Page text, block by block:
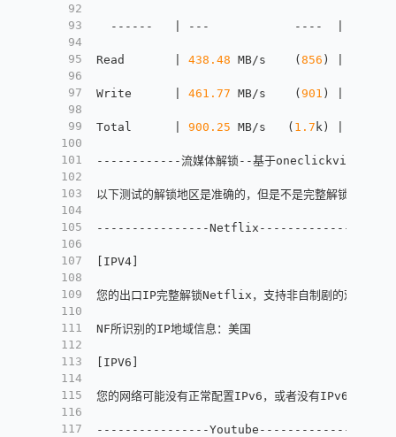
92
93
94
95
96
97
98
99
100
101
102
103
104
105
106
107
108
109
110
111
112
113
114
115
116
117
------   | ---            ----  | ----
Read       | 438.48 MB/s    (856 ) |
Write      | 461.77 MB/s    (901 ) |
Total      | 900.25 MB/s   ( 1.7 k) |
------------流媒体解锁--基于oneclickvirt/
以下测试的解锁地区是准确的，但是不是完整解锁的判断
----------------Netflix-----------------
[ IPV4]
您的出口IP完整解锁Netflix，支持非自制剧的观看
NF所识别的IP地域信息：美国
[ IPV6 ]
您的网络可能没有正常配置IPv6，或者没有IPv6网络接入
----------------Youtube-----------------